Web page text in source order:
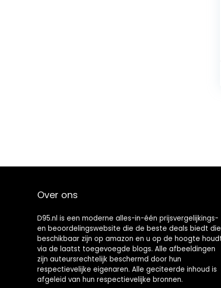
Over ons
D95.nl is een moderne alles-in-één prijsvergelijkings-
en beoordelingswebsite die de beste deals biedt die
beschikbaar zijn op amazon en u op de hoogte
via de laatst toegevoegde blogs. Alle afbeeldingen
zijn auteursrechtelijk beschermd door hun
respectievelijke eigenaren. Alle geciteerde inhoud is
afgeleid van hun respectievelijke bronnen.